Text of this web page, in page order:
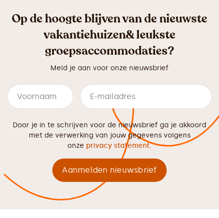
Op de hoogte blijven van de nieuwste
vakantiehuizen& leukste
groepsaccommodaties?
Meld je aan voor onze nieuwsbrief
Door je in te schrijven voor de nieuwsbrief ga je akkoord
met de verwerking van jouw gegevens volgens
onze privacy statement.